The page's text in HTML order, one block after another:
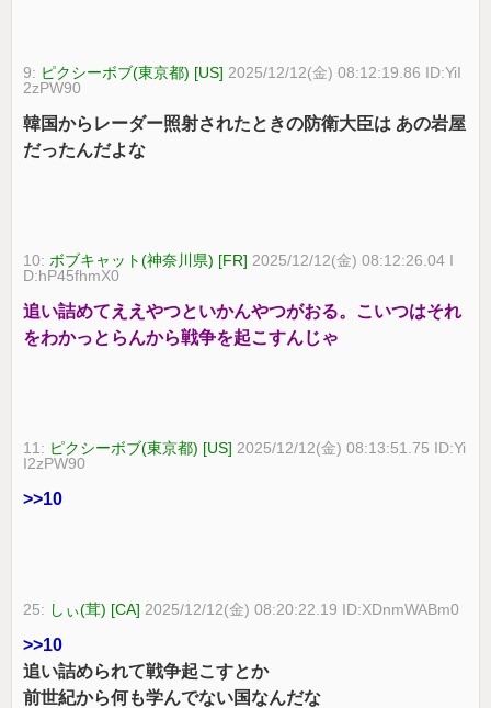
9: ピクシーボブ(東京都) [US] 2025/12/12(金) 08:12:19.86 ID:YiI
2zPW90
韓国からレーダー照射されたときの防衛大臣は あの岩屋
だったんだよな
10: ボブキャット(神奈川県) [FR] 2025/12/12(金) 08:12:26.04 I
D:hP45fhmX0
追い詰めてええやつといかんやつがおる。こいつはそれ
をわかっとらんから戦争を起こすんじゃ
11: ピクシーボブ(東京都) [US] 2025/12/12(金) 08:13:51.75 ID:Yi
I2zPW90
>>10
25: しぃ(茸) [CA] 2025/12/12(金) 08:20:22.19 ID:XDnmWABm0
>>10
追い詰められて戦争起こすとか
前世紀から何も学んでない国なんだな